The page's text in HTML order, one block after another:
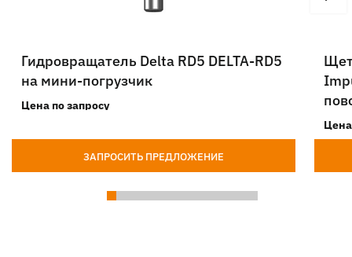
Гидровращатель Delta RD5 DELTA-RD5
на мини-погрузчик
Цена по запросу
ЗАПРОСИТЬ ПРЕДЛОЖЕНИЕ